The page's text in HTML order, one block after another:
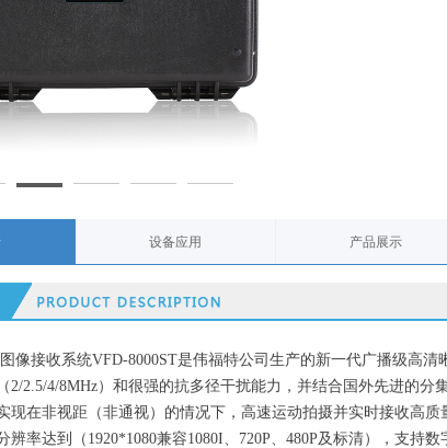
设备应用 产品展示
像接收系统VFD-8000ST是伟福特公司生产的新一代广播级高
2/2.5/4/8MHz）和很强的抗多径干扰能力，并结合国外先进的
现在非视距（非通视）的情况下，高速运动拍摄并实时接收高
辨率达到（1920*1080兼容1080I、720P、480P及标清），支持